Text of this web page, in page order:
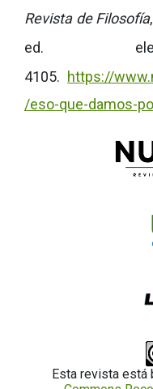
Revista de Filosofía,
ed.
4105. https://
/eso-que-damos-
Esta revista está